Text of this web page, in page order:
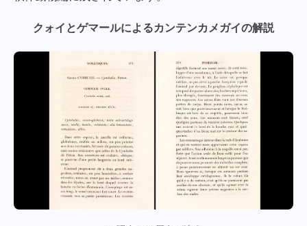
クォイとゲマールによるカンテンカメガイの解説